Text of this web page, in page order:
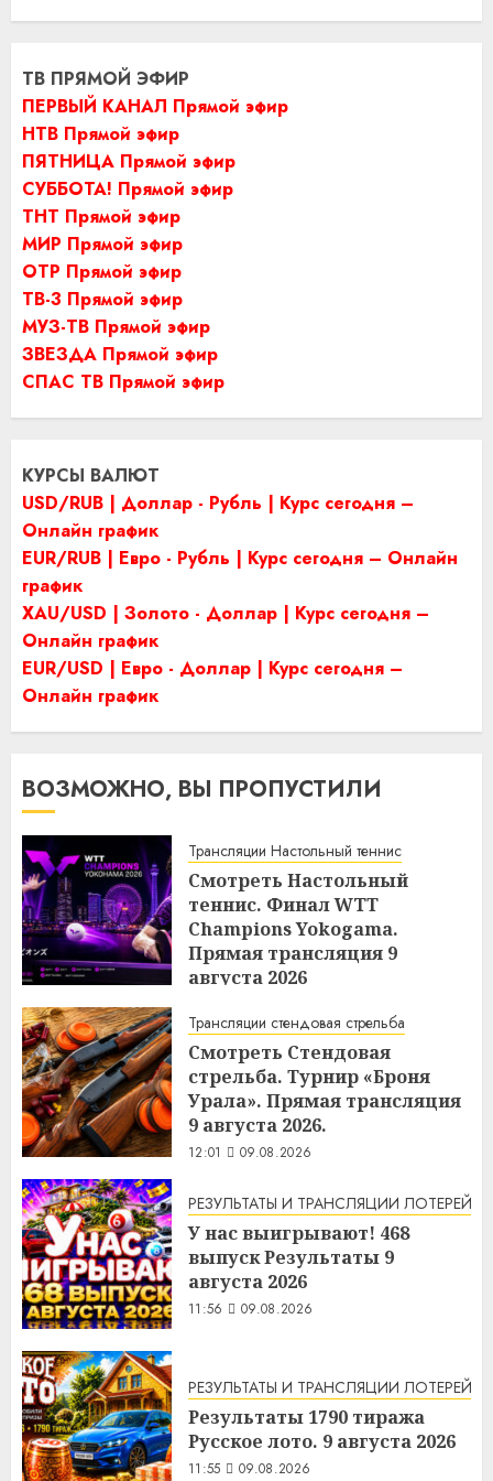
ТВ ПРЯМОЙ ЭФИР
ПЕРВЫЙ КАНАЛ Прямой эфир
НТВ Прямой эфир
ПЯТНИЦА Прямой эфир
СУББОТА! Прямой эфир
ТНТ Прямой эфир
МИР Прямой эфир
ОТР Прямой эфир
ТВ-3 Прямой эфир
МУЗ-ТВ Прямой эфир
ЗВЕЗДА Прямой эфир
СПАС ТВ Прямой эфир
КУРСЫ ВАЛЮТ
USD/RUB | Доллар - Рубль | Курс сегодня –
Онлайн график
EUR/RUB | Евро - Рубль | Курс сегодня – Онлайн
график
XAU/USD | Золото - Доллар | Курс сегодня –
Онлайн график
EUR/USD | Евро - Доллар | Курс сегодня –
Онлайн график
ВОЗМОЖНО, ВЫ ПРОПУСТИЛИ
Трансляции Настольный теннис
Смотреть Настольный
теннис. Финал WTТ
Champions Yokogama.
Прямая трансляция 9
августа 2026
Трансляции стендовая стрельба
Смотреть Стендовая
стрельба. Турнир «Броня
Урала». Прямая трансляция
9 августа 2026.
12:01 09.08.2026
РЕЗУЛЬТАТЫ И ТРАНСЛЯЦИИ ЛОТЕРЕЙ
У нас выигрывают! 468
выпуск Результаты 9
августа 2026
11:56 09.08.2026
РЕЗУЛЬТАТЫ И ТРАНСЛЯЦИИ ЛОТЕРЕЙ
Результаты 1790 тиража
Русское лото. 9 августа 2026
11:55 09.08.2026